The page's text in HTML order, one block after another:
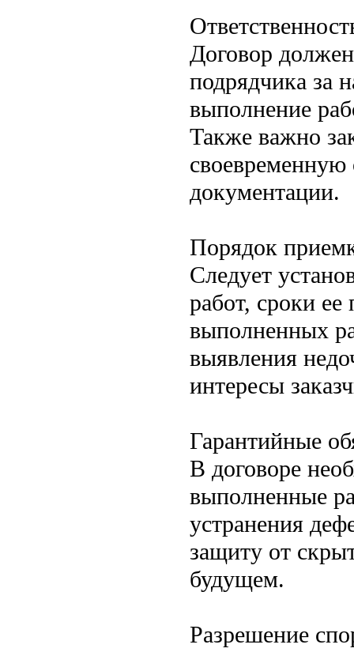
Договор
подрядчика за
выполнение
Также важно
своевременную
документации.
Порядок
Следует
работ, сроки
выполненных
выявления
интересы
Гарантийные
В договоре
выполненные
устранения
защиту от
будущем.
Разрешение